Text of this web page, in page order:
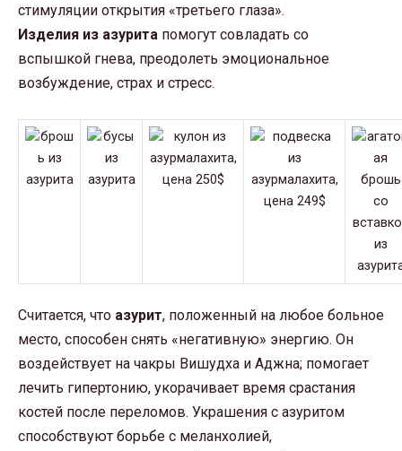
стимуляции открытия «третьего глаза».
Изделия из азурита помогут совладать со
вспышкой гнева, преодолеть эмоциональное
возбуждение, страх и стресс.
Считается, что азурит, положенный на любое больное
место, способен снять «негативную» энергию. Он
воздействует на чакры Вишудха и Аджна; помогает
лечить гипертонию, укорачивает время срастания
костей после переломов. Украшения с азуритом
способствуют борьбе с меланхолией,